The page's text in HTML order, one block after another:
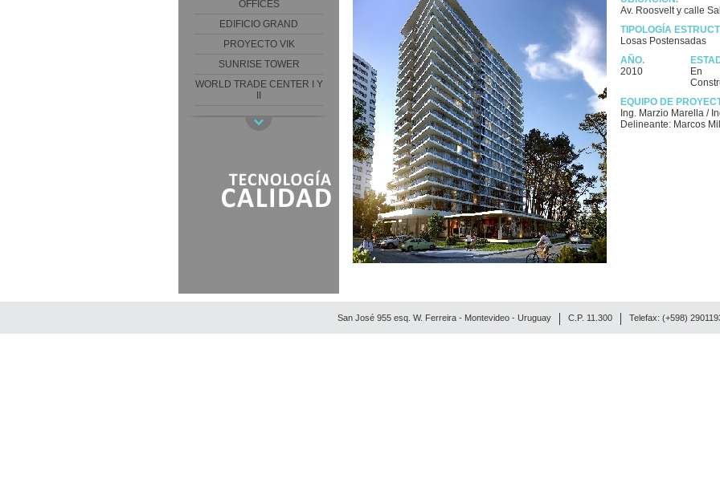
OFFICES
EDIFICIO GRAND
PROYECTO VIK
SUNRISE TOWER
WORLD TRADE CENTER I Y
Av. Roosvelt y calle
TIPOLOGÍA
Losas Postensadas
AÑO.
2010
En
EQUIPO DE
Ing. Marzio Marella /
Delineante: Marcos
Telefax: (+598)
C.P. 11.300
San José 955 esq. W. Ferreira - Montevideo - Uruguay